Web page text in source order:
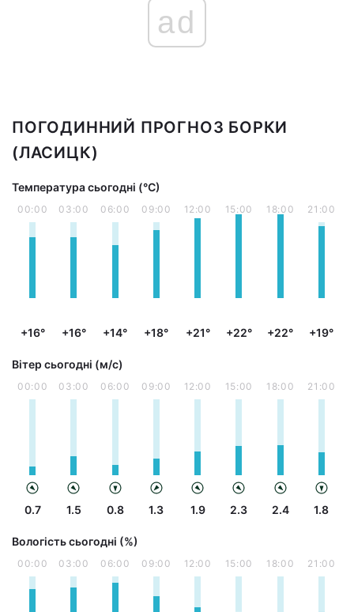
ad
ПОГОДИННИЙ ПРОГНОЗ БОРКИ
(ЛАСИЦК)
Температура сьогодні (°С)
00:00
+16°
03:00
+16°
06:00
+14°
09:00
+18°
12:00
+21°
15:00
+22°
18:00
+22°
21:00
+19°
Вітер сьогодні (м/с)
00:00
0.7
03:00
1.5
06:00
0.8
09:00
1.3
12:00
1.9
15:00
2.3
18:00
2.4
21:00
1.8
Вологість сьогодні (%)
00:00 03:00 06:00 09:00 12:00 15:00 18:00 21:00